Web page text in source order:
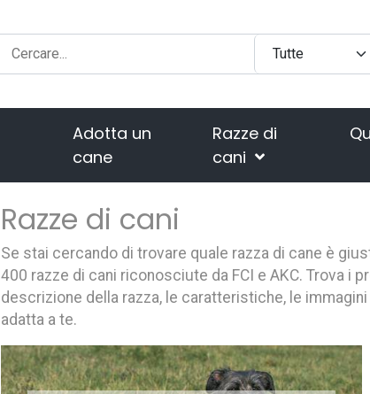
Adotta un
cane
Razze di
cani
Razze di cani
Se stai cercando di trovare quale razza di cane è
400 razze di cani riconosciute da FCI e AKC. Trova i
descrizione della razza, le caratteristiche, le
adatta a te.